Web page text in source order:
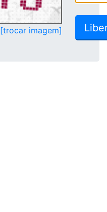
[trocar imagem]